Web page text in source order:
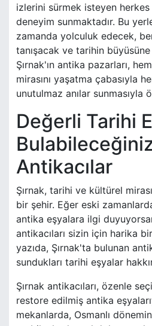
izlerini sürmek isteyen
deneyim sunmaktadır. Bu
zamanda yolculuk edecek,
tanışacak ve tarihin büyüsüne
Şırnak'ın antika pazarları,
mirasını yaşatma çabasıyla
unutulmaz anılar sunmasıyla
Değerli Tarihi
Antikacılar
Şırnak, tarihi ve kültürel
bir şehir. Eğer eski
antika eşyalara ilgi
antikacıları sizin için harika
yazıda, Şırnak'ta bulunan
sundukları tarihi eşyalar
Şırnak antikacıları, özenle
restore edilmiş antika
mekanlarda, Osmanlı